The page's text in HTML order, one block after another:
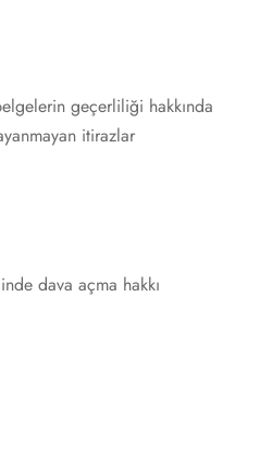
geçerliliği hakkında
itirazlar
dava açma hakkı